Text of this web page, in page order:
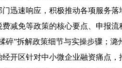
速响应，积极推动各项服务落
减免等政策的核心要点、申报
碎”拆解政策细节与实操步骤；
开区针对中小微企业融资痛点